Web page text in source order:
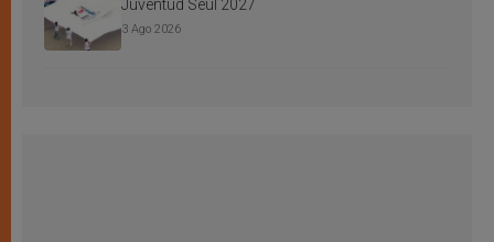
Juventud Seúl 2027
3 Ago 2026